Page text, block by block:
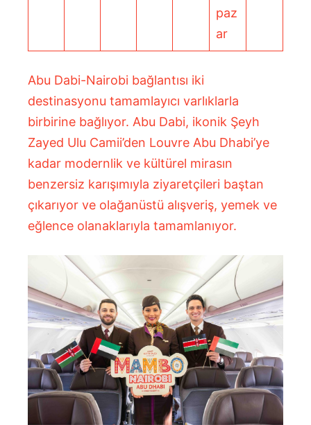
paz
ar
Abu Dabi-Nairobi bağlantısı iki
destinasyonu tamamlayıcı varlıklarla
birbirine bağlıyor. Abu Dabi, ikonik Şeyh
Zayed Ulu Camii’den Louvre Abu Dhabi’ye
kadar modernlik ve kültürel mirasın
benzersiz karışımıyla ziyaretçileri baştan
çıkarıyor ve olağanüstü alışveriş, yemek ve
eğlence olanaklarıyla tamamlanıyor.